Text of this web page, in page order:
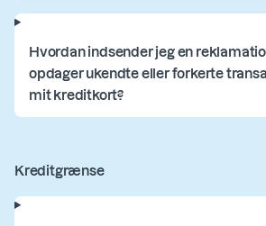
Hvordan indsender jeg en
opdager ukendte eller forkerte
mit kreditkort?
Kreditgrænse